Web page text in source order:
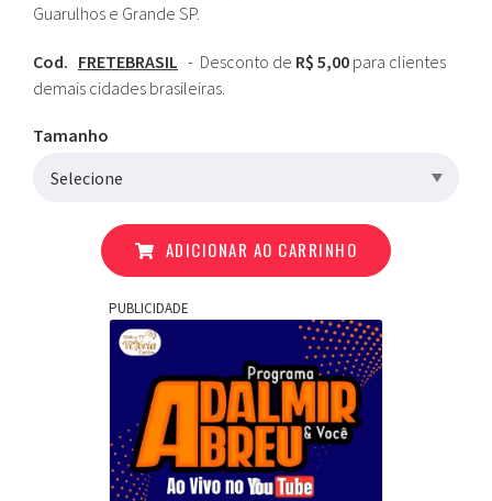
Guarulhos e Grande SP.
Cod. FRETEBRASIL - Desconto de R$ 5,00 para clientes
demais cidades brasileiras.
Tamanho
ADICIONAR AO CARRINHO
PUBLICIDADE